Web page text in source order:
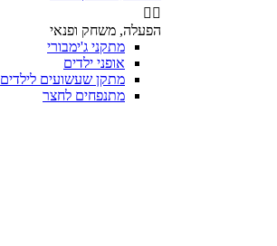
 
הפעלה, משחק ופנאי
מתקני ג'ימבורי
אופני ילדים
מתקן שעשועים לילדים
מתנפחים לחצר